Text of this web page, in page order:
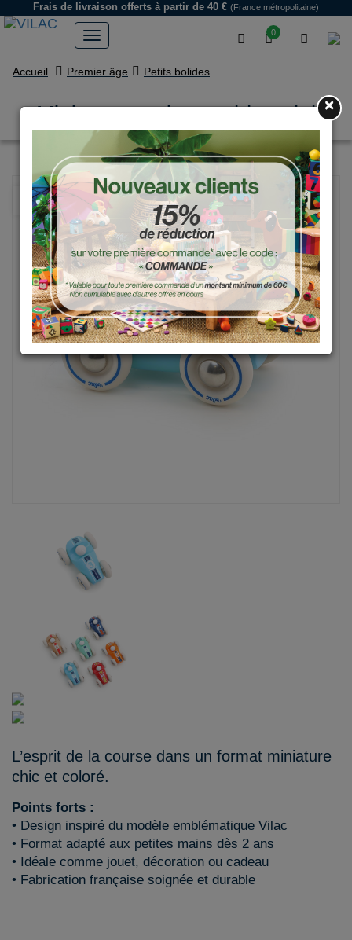
0
Frais de livraison offerts à partir de 40 € (France métropolitaine)
Accueil Premier âge Petits bolides
Mini course vintage bleu ciel
NOUVEAU
L’esprit de la course dans un format miniature
chic et coloré.
Points forts :
• Design inspiré du modèle emblématique Vilac
• Format adapté aux petites mains dès 2 ans
• Idéale comme jouet, décoration ou cadeau
• Fabrication française soignée et durable
×